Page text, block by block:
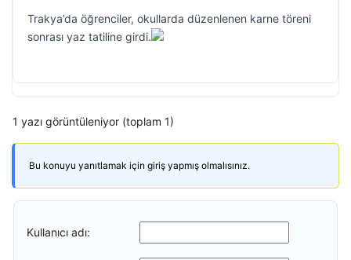
Trakya’da öğrenciler, okullarda düzenlenen karne töreni
sonrası yaz tatiline girdi.
1 yazı görüntüleniyor (toplam 1)
Bu konuyu yanıtlamak için giriş yapmış olmalısınız.
Kullanıcı adı: